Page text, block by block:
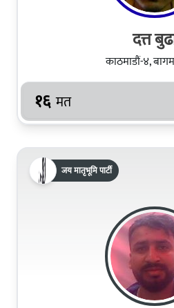
दत्त
काठमाडौं-४,
१६ मत
जय मातृभूमि पार्टी